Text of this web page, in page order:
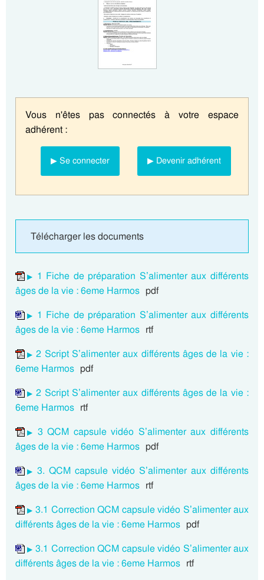
Vous n'êtes pas connectés à votre espace
adhérent :
▶ Se connecter ▶ Devenir adhérent
Télécharger les documents
1 Fiche de préparation S’alimenter aux différents
âges de la vie : 6eme Harmos pdf
1 Fiche de préparation S’alimenter aux différents
âges de la vie : 6eme Harmos rtf
2 Script S’alimenter aux différents âges de la vie :
6eme Harmos pdf
2 Script S’alimenter aux différents âges de la vie :
6eme Harmos rtf
3 QCM capsule vidéo S’alimenter aux différents
âges de la vie : 6eme Harmos pdf
3. QCM capsule vidéo S’alimenter aux différents
âges de la vie : 6eme Harmos rtf
3.1 Correction QCM capsule vidéo S’alimenter aux
différents âges de la vie : 6eme Harmos pdf
3.1 Correction QCM capsule vidéo S’alimenter aux
différents âges de la vie : 6eme Harmos rtf